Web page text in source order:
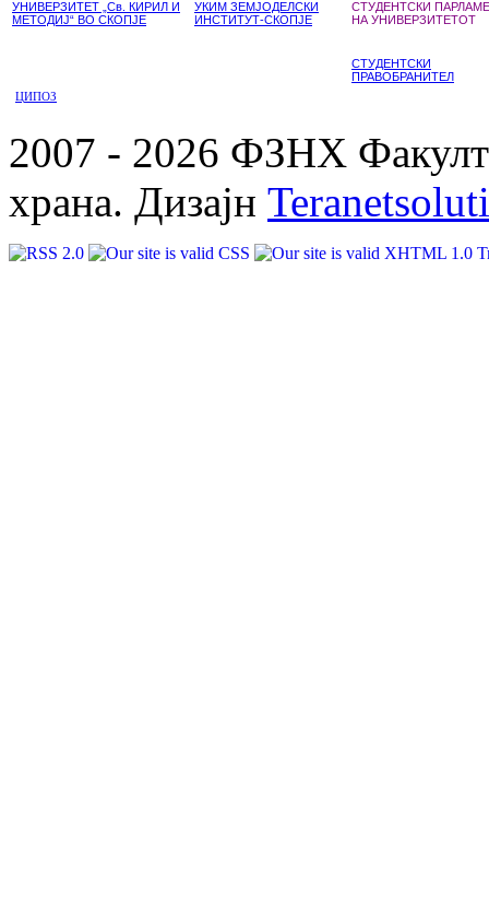
УНИВЕРЗИТЕТ „Св. КИРИЛ И
МЕТОДИЈ“ ВО СКОПЈЕ
УКИМ ЗЕМЈОДЕЛСКИ
ИНСТИТУТ-СКОПЈЕ
СТУДЕНТСКИ
НА УНИВЕРЗИТЕТОТ
СТУДЕНТСКИ
ПРАВОБРАНИТЕЛ
ЦИПОЗ
2007 - 2026 ФЗНХ
храна. Дизајн